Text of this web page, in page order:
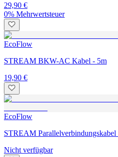
29,90 €
0% Mehrwertsteuer
EcoFlow
STREAM BKW-AC Kabel - 5m
19,90 €
EcoFlow
STREAM
Nicht verfügbar